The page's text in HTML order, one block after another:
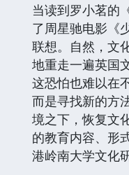
当读到罗小茗的
了周星驰电影《
联想。自然，文
地重走一遍英国
这恐怕也难以在
而是寻找新的方
境之下，恢复文
的教育内容、形
港岭南大学文化